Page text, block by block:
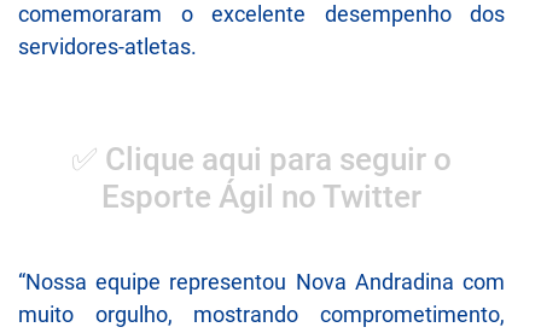
comemoraram o excelente desempenho dos
servidores-atletas.
✅ Clique aqui para seguir o
Esporte Ágil no Twitter
“Nossa equipe representou Nova Andradina com
muito orgulho, mostrando comprometimento,